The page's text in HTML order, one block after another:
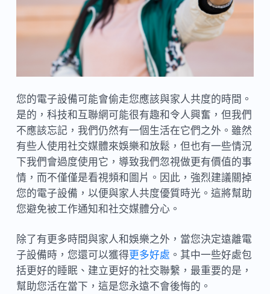
您的電子設備可能會偷走您應該與家人共度的時間。
是的，科技和互聯網可能很有趣和令人興奮，但我們
不應該忘記，我們仍然有一個生活在它們之外。雖然
有些人使用社交媒體來娛樂和放鬆，但也有一些情況
下我們會過度使用它，導致我們忽視做更有價值的事
情，而不僅僅是看視頻和圖片。因此，強烈建議關掉
您的電子設備，以便與家人共度優質時光。這將幫助
您避免被工作通知和社交媒體分心。
除了有更多時間與家人和娛樂之外，當您決定遠離電
子設備時，您還可以獲得更多好處 。其中一些好處包
括更好的睡眠、建立更好的社交聯繫，最重要的是，
幫助您活在當下，這是您永遠不會後悔的。